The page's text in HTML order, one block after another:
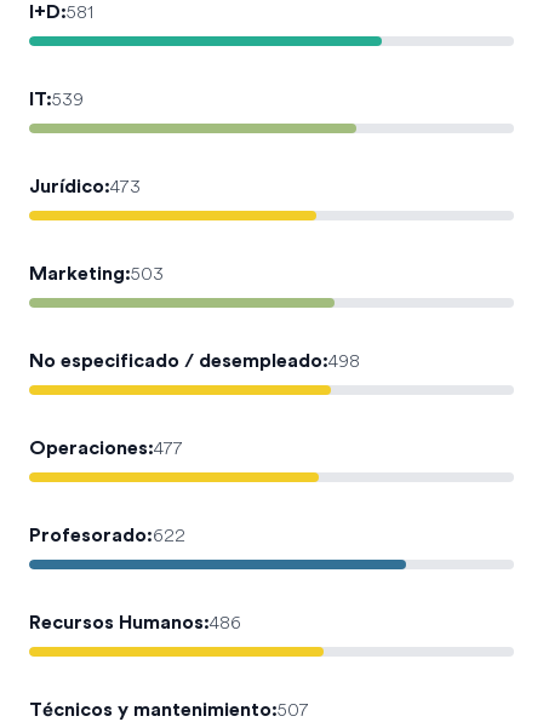
I+D:581
IT:539
Jurídico:473
Marketing:503
No especificado / desempleado:498
Operaciones:477
Profesorado:622
Recursos Humanos:486
Técnicos y mantenimiento:507